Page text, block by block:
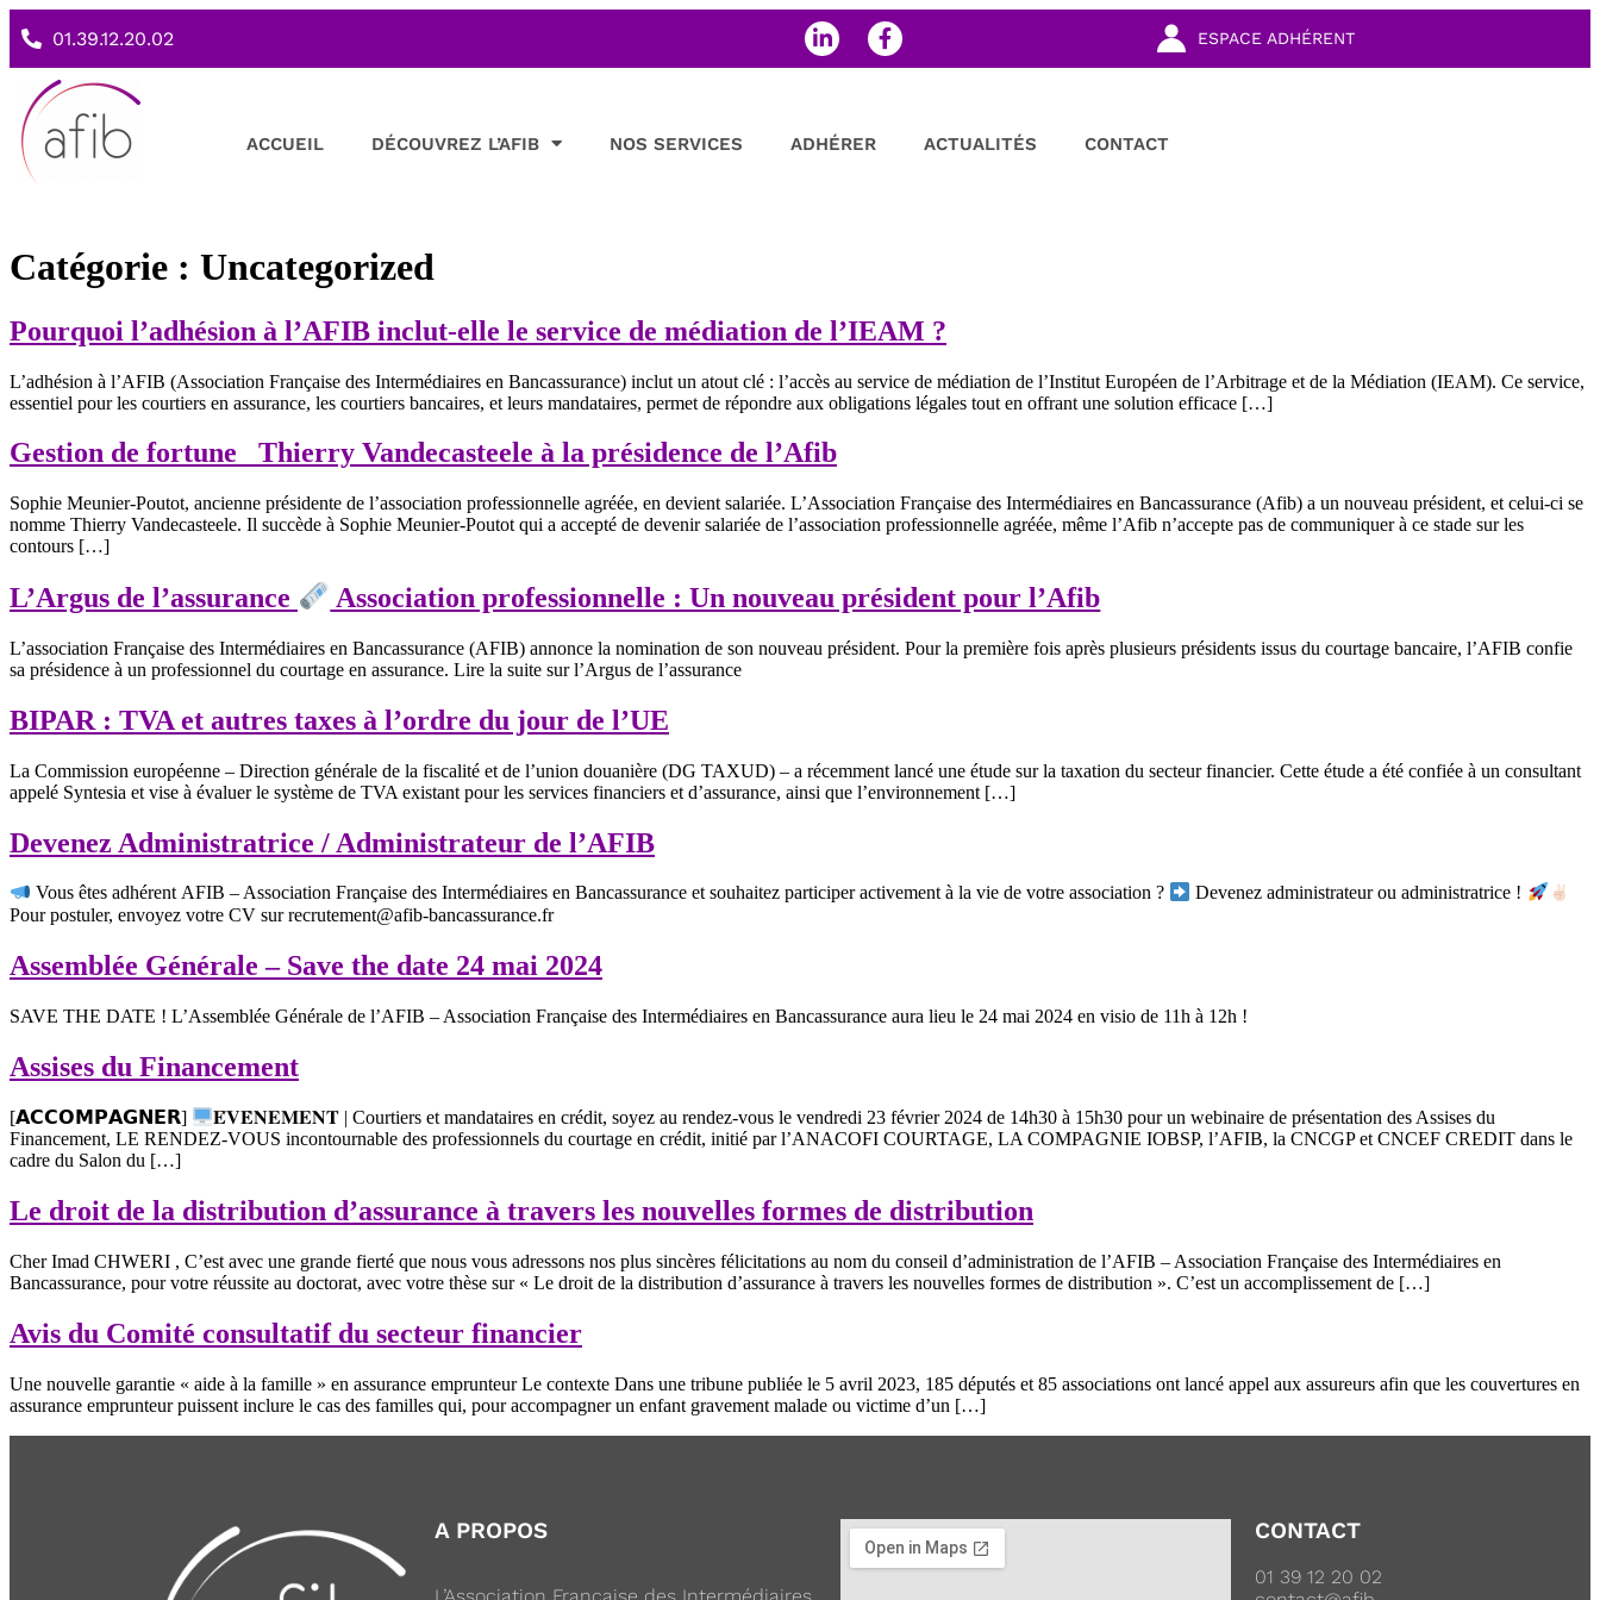
01.39.12.20.02 ESPACE ADHÉRENT
ACCUEIL DÉCOUVREZ L’AFIB NOS SERVICES ADHÉRER ACTUALITÉS CONTACT
Catégorie : Uncategorized
Pourquoi l’adhésion à l’AFIB inclut-elle le service de médiation de l’IEAM ?
L’adhésion à l’AFIB (Association Française des Intermédiaires en Bancassurance) inclut un atout clé : l’accès au service de médiation de l’Institut Européen de l’Arbitrage et de la Médiation (IEAM). Ce service,
essentiel pour les courtiers en assurance, les courtiers bancaires, et leurs mandataires, permet de répondre aux obligations légales tout en offrant une solution efficace […]
Gestion de fortune Thierry Vandecasteele à la présidence de l’Afib
Sophie Meunier-Poutot, ancienne présidente de l’association professionnelle agréée, en devient salariée. L’Association Française des Intermédiaires en Bancassurance (Afib) a un nouveau président, et celui-ci se
nomme Thierry Vandecasteele. Il succède à Sophie Meunier-Poutot qui a accepté de devenir salariée de l’association professionnelle agréée, même l’Afib n’accepte pas de communiquer à ce stade sur les
contours […]
L’Argus de l’assurance Association professionnelle : Un nouveau président pour l’Afib
L’association Française des Intermédiaires en Bancassurance (AFIB) annonce la nomination de son nouveau président. Pour la première fois après plusieurs présidents issus du courtage bancaire, l’AFIB confie
sa présidence à un professionnel du courtage en assurance. Lire la suite sur l’Argus de l’assurance
BIPAR : TVA et autres taxes à l’ordre du jour de l’UE
La Commission européenne – Direction générale de la fiscalité et de l’union douanière (DG TAXUD) – a récemment lancé une étude sur la taxation du secteur financier. Cette étude a été confiée à un consultant
appelé Syntesia et vise à évaluer le système de TVA existant pour les services financiers et d’assurance, ainsi que l’environnement […]
Devenez Administratrice / Administrateur de l’AFIB
Vous êtes adhérent AFIB – Association Française des Intermédiaires en Bancassurance et souhaitez participer activement à la vie de votre association ?
Devenez administrateur ou administratrice !
Pour postuler, envoyez votre CV sur recrutement@afib-bancassurance.fr
Assemblée Générale – Save the date 24 mai 2024
SAVE THE DATE ! L’Assemblée Générale de l’AFIB – Association Française des Intermédiaires en Bancassurance aura lieu le 24 mai 2024 en visio de 11h à 12h !
Assises du Financement
[𝗔𝗖𝗖𝗢𝗠𝗣𝗔𝗚𝗡𝗘𝗥]
𝐄́𝐕𝐄̀𝐍𝐄𝐌𝐄𝐍𝐓 | Courtiers et mandataires en crédit, soyez au rendez-vous le vendredi 23 février 2024 de 14h30 à 15h30 pour un webinaire de présentation des Assises du
Financement, LE RENDEZ-VOUS incontournable des professionnels du courtage en crédit, initié par l’ANACOFI COURTAGE, LA COMPAGNIE IOBSP, l’AFIB, la CNCGP et CNCEF CREDIT dans le
cadre du Salon du […]
Le droit de la distribution d’assurance à travers les nouvelles formes de distribution
Cher Imad CHWERI , C’est avec une grande fierté que nous vous adressons nos plus sincères félicitations au nom du conseil d’administration de l’AFIB – Association Française des Intermédiaires en
Bancassurance, pour votre réussite au doctorat, avec votre thèse sur « Le droit de la distribution d’assurance à travers les nouvelles formes de distribution ». C’est un accomplissement de […]
Avis du Comité consultatif du secteur financier
Une nouvelle garantie « aide à la famille » en assurance emprunteur Le contexte Dans une tribune publiée le 5 avril 2023, 185 députés et 85 associations ont lancé appel aux assureurs afin que les couvertures en
assurance emprunteur puissent inclure le cas des familles qui, pour accompagner un enfant gravement malade ou victime d’un […]
A PROPOS CONTACT
01 39 12 20 02